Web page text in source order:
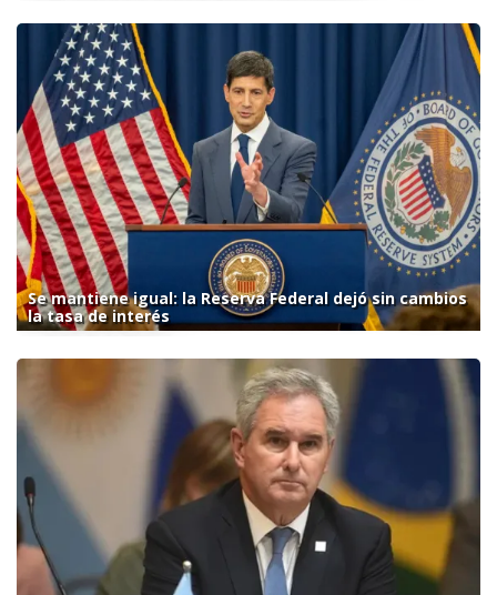
Se mantiene igual: la Reserva Federal dejó sin cambios
la tasa de interés